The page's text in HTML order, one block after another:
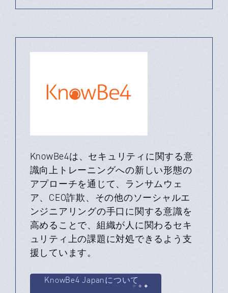
KnowBe4は、セキュリティに関する意
識向上トレーニングへの新しい形態の
アプローチを通じて、ランサムウェ
ア、CEO詐欺、その他のソーシャルエ
ンジニアリングの手口に関する意識を
高めることで、組織が人に関わるセキ
ュリティ上の課題に対処できるよう支
援しています。
KnowBe4 Japanについて